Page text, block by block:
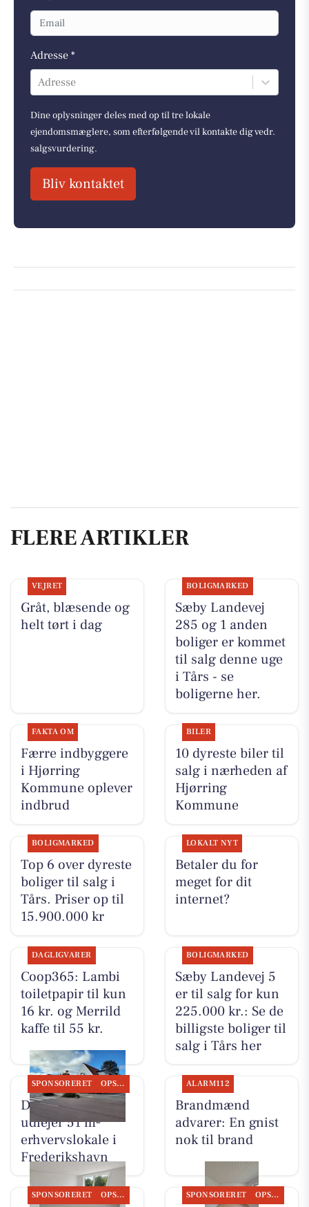
Adresse *
Adresse
Dine oplysninger deles med op til tre lokale
ejendomsmæglere, som efterfølgende vil kontakte dig vedr.
salgsvurdering.
Bliv kontaktet
FLERE ARTIKLER
VEJRET
Gråt, blæsende og
helt tørt i dag
BOLIGMARKED
Sæby Landevej
285 og 1 anden
boliger er kommet
til salg denne uge
i Tårs - se
boligerne her.
FAKTA OM
Færre indbyggere
i Hjørring
Kommune oplever
indbrud
BILER
10 dyreste biler til
salg i nærheden af
Hjørring
Kommune
BOLIGMARKED
Top 6 over dyreste
boliger til salg i
Tårs. Priser op til
15.900.000 kr
LOKALT NYT
Betaler du for
meget for dit
internet?
DAGLIGVARER
Coop365: Lambi
toiletpapir til kun
16 kr. og Merrild
kaffe til 55 kr.
BOLIGMARKED
Sæby Landevej 5
er til salg for kun
225.000 kr.: Se de
billigste boliger til
salg i Tårs her
SPONSORERET OPSLAGSTAVLEN
DanSeb ApS
udlejer 51 m²
erhvervslokale i
Frederikshavn
ALARM112
Brandmænd
advarer: En gnist
nok til brand
SPONSORERET OPSLAGSTAVLEN SPONSORERET OPSLAGSTAVLEN